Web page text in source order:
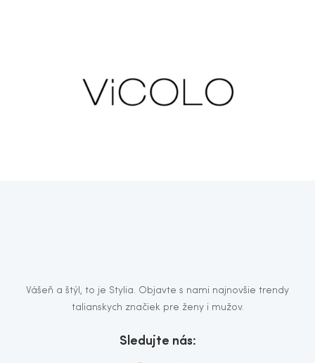
Vášeň a štýl, to je Stylia. Objavte s nami najnovšie trendy
talianskych značiek pre ženy i mužov.
Sledujte nás: